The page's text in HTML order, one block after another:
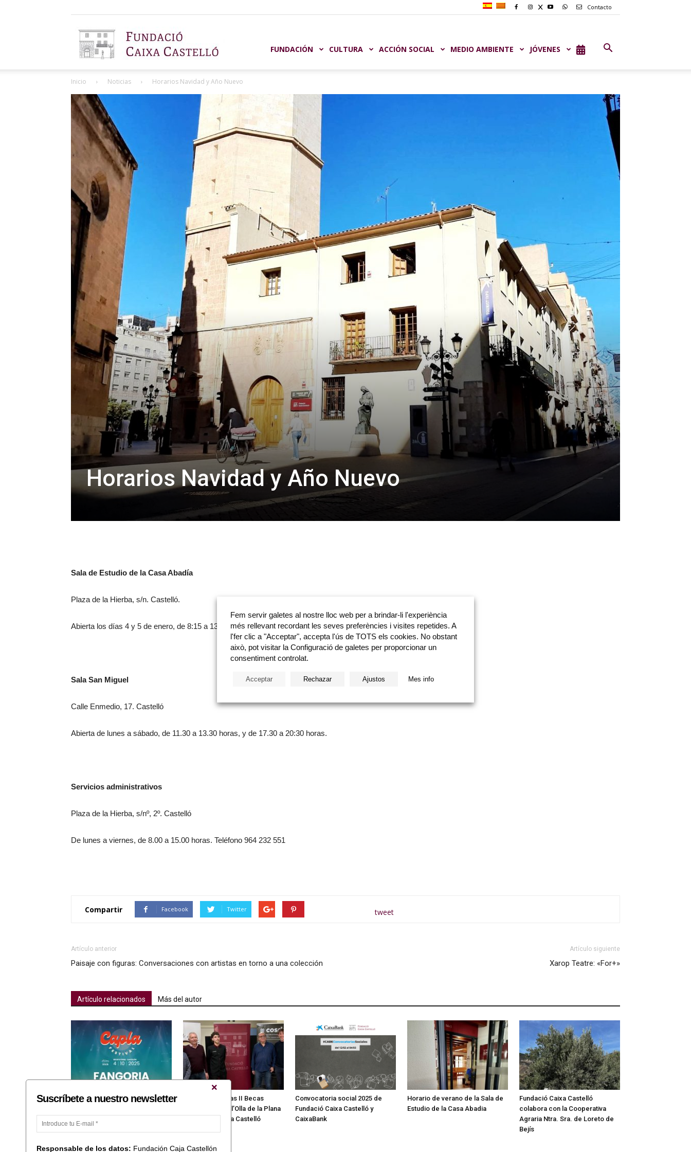
Contacto
Caja
FUNDACIÓN CULTURA ACCIÓN SOCIAL MEDIO AMBIENTE JÓVENES
Inicio Noticias Horarios Navidad y Año Nuevo
Horarios Navidad y Año Nuevo
Sala de Estudio de la Casa Abadía
Plaza de la Hierba, s/n. Castelló.
Abierta los días 4 y 5 de enero, de 8:15 a 13:45 horas.
Sala San Miguel
Calle Enmedio, 17. Castelló
Abierta de lunes a sábado, de 11.30 a 13.30 horas, y de 17.30 a 20:30 horas.
Servicios administrativos
Plaza de la Hierba, s/nº, 2º. Castelló
De lunes a viernes, de 8.00 a 15.00 horas. Teléfono 964 232 551
Compartir Facebook Twitter tweet
Artículo anterior
Paisaje con figuras: Conversaciones con artistas en torno a una colección
Artículo siguiente
Xarop Teatre: «For+»
Artículo relacionados Más del autor
Fundació Caixa Castelló
Ganadores de las II Becas
Gastronómicas l’Olla de la Plana
/ Fundació Caixa Castelló
Convocatoria social 2025 de
Fundació Caixa Castelló y
CaixaBank
Horario de verano de la Sala de
Estudio de la Casa Abadia
Fundació Caixa Castelló
colabora con la Cooperativa
Agraria Ntra. Sra. de Loreto de
Bejís
Suscríbete a nuestro newsletter
Responsable de los datos: Fundación Caja Castellón
Fem servir galetes al nostre lloc web per a brindar-li l'experiència
més rellevant recordant les seves preferències i visites repetides. A
l'fer clic a "Acceptar", accepta l'ús de TOTS els cookies. No obstant
això, pot visitar la Configuració de galetes per proporcionar un
consentiment controlat.
Acceptar Rechazar Ajustos Mes info